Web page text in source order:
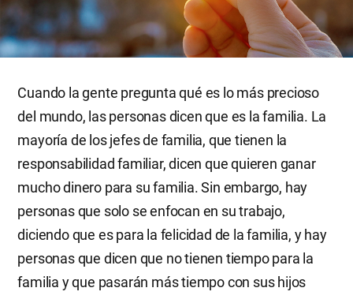
Cuando la gente pregunta qué es lo más precioso
del mundo, las personas dicen que es la familia. La
mayoría de los jefes de familia, que tienen la
responsabilidad familiar, dicen que quieren ganar
mucho dinero para su familia. Sin embargo, hay
personas que solo se enfocan en su trabajo,
diciendo que es para la felicidad de la familia, y hay
personas que dicen que no tienen tiempo para la
familia y que pasarán más tiempo con sus hijos